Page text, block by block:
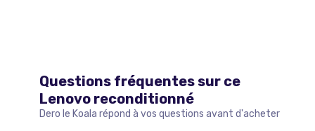
Questions fréquentes sur ce
Lenovo reconditionné
Dero le Koala répond à vos questions avant d'acheter